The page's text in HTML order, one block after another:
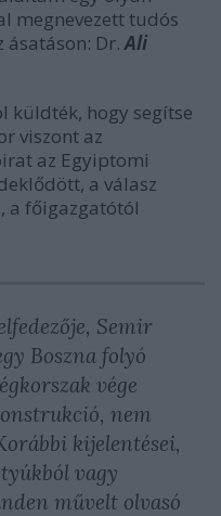
megnevezett tudós
ásatáson: Dr.Ali
küldték, hogy segítse
viszont az
az Egyiptomi
a válasz
a főigazgatótól
Semir
Boszna folyó
vége
nem
kijelentései,
vagy
művelt olvasó